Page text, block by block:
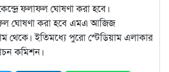
ফলাফল ঘোষণা করা হবে।
ঘোষণা করা হবে এমএ আজিজ
থেকে। ইতিমধ্যে পুরো স্টেডিয়াম এলাকার
কমিশন।